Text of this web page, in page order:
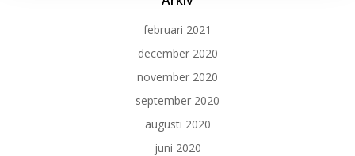
februari 2021
december 2020
november 2020
september 2020
augusti 2020
juni 2020